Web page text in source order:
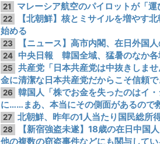
21 マレーシア航空のパイロットが「
22
【北朝鮮】核とミサイルを増やす
始める
23 【ニュース】高市内閣、在日外国
24 中央日報 韓国全域、猛暑のなか
25
共産党「日本共産党は中抜きしま
金に清潔な日本共産党だからこそ信頼で
26
韓国人「株でお金を失ったのはイ
に……まあ、本当にその側面があるので
27 北朝鮮、昨年の1人当たり国民総所
28
【新宿強盗未遂】18歳の在日中国
他の複数の窃盗事件などにも関与して